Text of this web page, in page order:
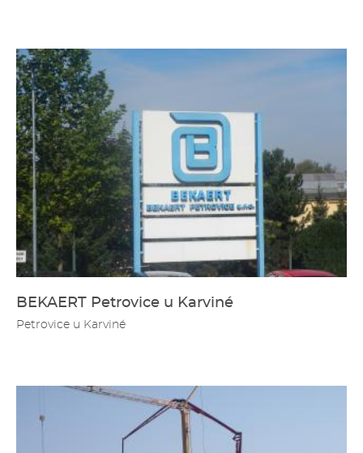
BEKAERT Petrovice u Karviné
Petrovice u Karviné